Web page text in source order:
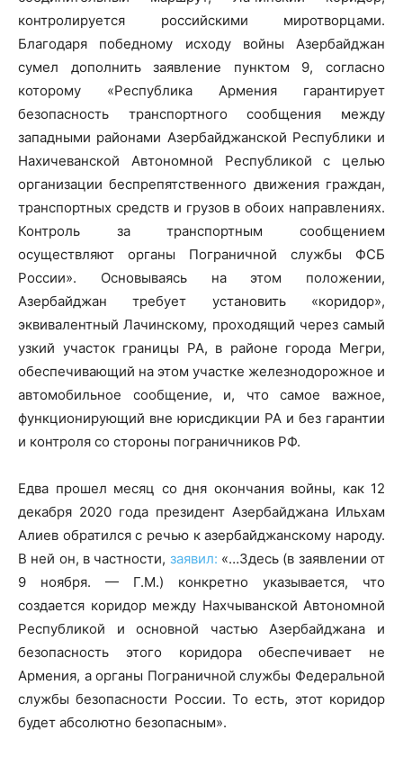
контролируется российскими миротворцами.
Благодаря победному исходу войны Азербайджан
сумел дополнить заявление пунктом 9, согласно
которому «Республика Армения гарантирует
безопасность транспортного сообщения между
западными районами Азербайджанской Республики и
Нахичеванской Автономной Республикой с целью
организации беспрепятственного движения граждан,
транспортных средств и грузов в обоих направлениях.
Контроль за транспортным сообщением
осуществляют органы Пограничной службы ФСБ
России». Основываясь на этом положении,
Азербайджан требует установить «коридор»,
эквивалентный Лачинскому, проходящий через самый
узкий участок границы РА, в районе города Мегри,
обеспечивающий на этом участке железнодорожное и
автомобильное сообщение, и, что самое важное,
функционирующий вне юрисдикции РА и без гарантии
и контроля со стороны пограничников РФ.
Едва прошел месяц со дня окончания войны, как 12
декабря 2020 года президент Азербайджана Ильхам
Алиев обратился с речью к азербайджанскому народу.
В ней он, в частности, заявил: «…Здесь (в заявлении от
9 ноября. — Г.М.) конкретно указывается, что
создается коридор между Нахчыванской Автономной
Республикой и основной частью Азербайджана и
безопасность этого коридора обеспечивает не
Армения, а органы Пограничной службы Федеральной
службы безопасности России. То есть, этот коридор
будет абсолютно безопасным».